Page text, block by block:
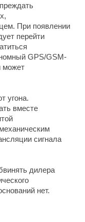
При появлении
перейти
GPS/GSM-
может
угона.
вместе
сигнала
дилера
нет.